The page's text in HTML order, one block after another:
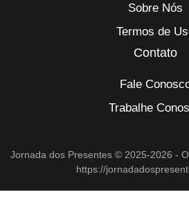
Sobre Nós
Termos de
Contato
Fale
Trabalhe
Jornada dos Presentes © 2025-2026 -
https://